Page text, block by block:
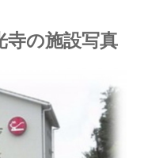
寺の施設写真